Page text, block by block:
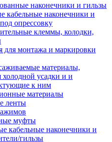
наконечники и гильзы
кабельные наконечники и
опрессовку
клеммы, колодки,
для монтажа и маркировки
материалы,
холодной усадки и и
к ним
материалы
ленты
муфты
кабельные наконечники и
гильзы